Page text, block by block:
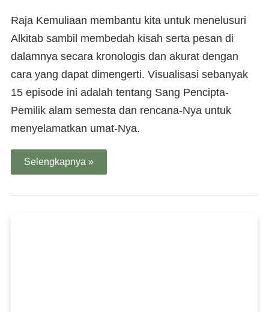
Raja Kemuliaan membantu kita untuk menelusuri
Alkitab sambil membedah kisah serta pesan di
dalamnya secara kronologis dan akurat dengan
cara yang dapat dimengerti. Visualisasi sebanyak
15 episode ini adalah tentang Sang Pencipta-
Pemilik alam semesta dan rencana-Nya untuk
menyelamatkan umat-Nya.
Selengkapnya »